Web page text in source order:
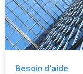
Besoin d'aide